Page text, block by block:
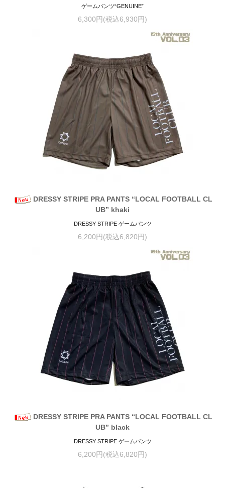
ゲームパンツ“GENUINE”
6,300円(税込6,930円)
DRESSY STRIPE PRA PANTS “LOCAL FOOTBALL CL
UB” khaki
DRESSY STRIPE ゲームパンツ
6,200円(税込6,820円)
DRESSY STRIPE PRA PANTS “LOCAL FOOTBALL CL
UB” black
DRESSY STRIPE ゲームパンツ
6,200円(税込6,820円)